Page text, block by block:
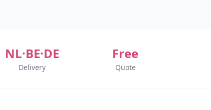
NL·BE·DE
Delivery
Free
Quote